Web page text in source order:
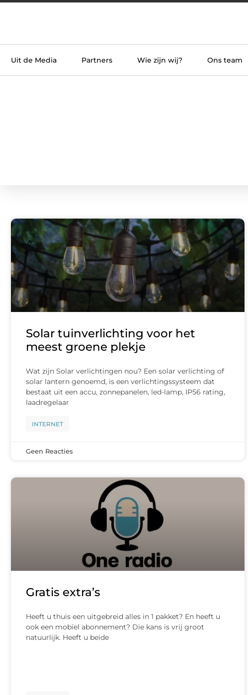
Uit de Media Partners Wie zijn wij? Ons team
Solar tuinverlichting voor het
meest groene plekje
Wat zijn Solar verlichtingen nou? Een solar verlichting of
solar lantern genoemd, is een verlichtingssysteem dat
bestaat uit een accu, zonnepanelen, led-lamp, IP56 rating,
laadregelaar
INTERNET
Geen Reacties
Gratis extra’s
Heeft u thuis een uitgebreid alles in 1 pakket? En heeft u
ook een mobiel abonnement? Die kans is vrij groot
natuurlijk. Heeft u beide